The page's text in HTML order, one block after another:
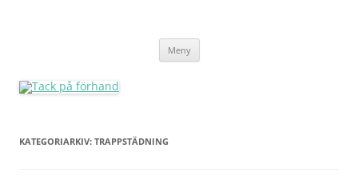
Meny Hoppa
innehåll
KATEGORIARKIV: TRAPPSTÄDNING